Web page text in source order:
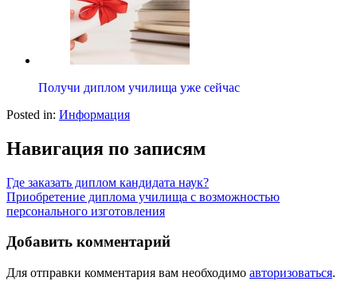
Получи диплом училища уже сейчас
Posted in: Информация
Навигация по записям
Где заказать диплом кандидата наук?
Приобретение диплома училища с возможностью
персонального изготовления
Добавить комментарий
Для отправки комментария вам необходимо авторизоваться.